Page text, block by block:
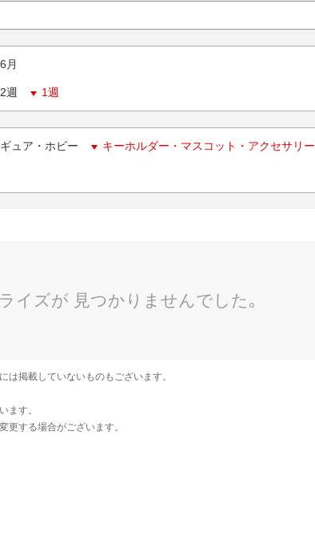
6月
2週 1週
ュア・ホビー キーホルダー・マスコット・アクセサリー